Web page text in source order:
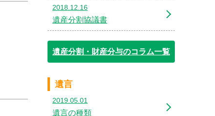
2018.12.16
遺産分割協議書
遺産分割・財産分与のコラム一覧
遺言
2019.05.01
遺言の種類